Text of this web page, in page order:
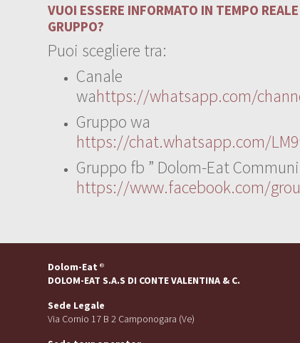
VUOI ESSERE INFORMATO IN TEMPO
GRUPPO?
Puoi scegliere tra:
Canale
wahttps://whatsapp.com/
Gruppo wa
https://chat.whatsapp.com/
Gruppo fb ” Dolom-Eat
https://www.facebook.com/
Dolom-Eat ®
DOLOM-EAT S.A.S DI CONTE VALENTINA & C.
Sede Legale
Via Cornio 17 B 2 Camponogara (Ve)